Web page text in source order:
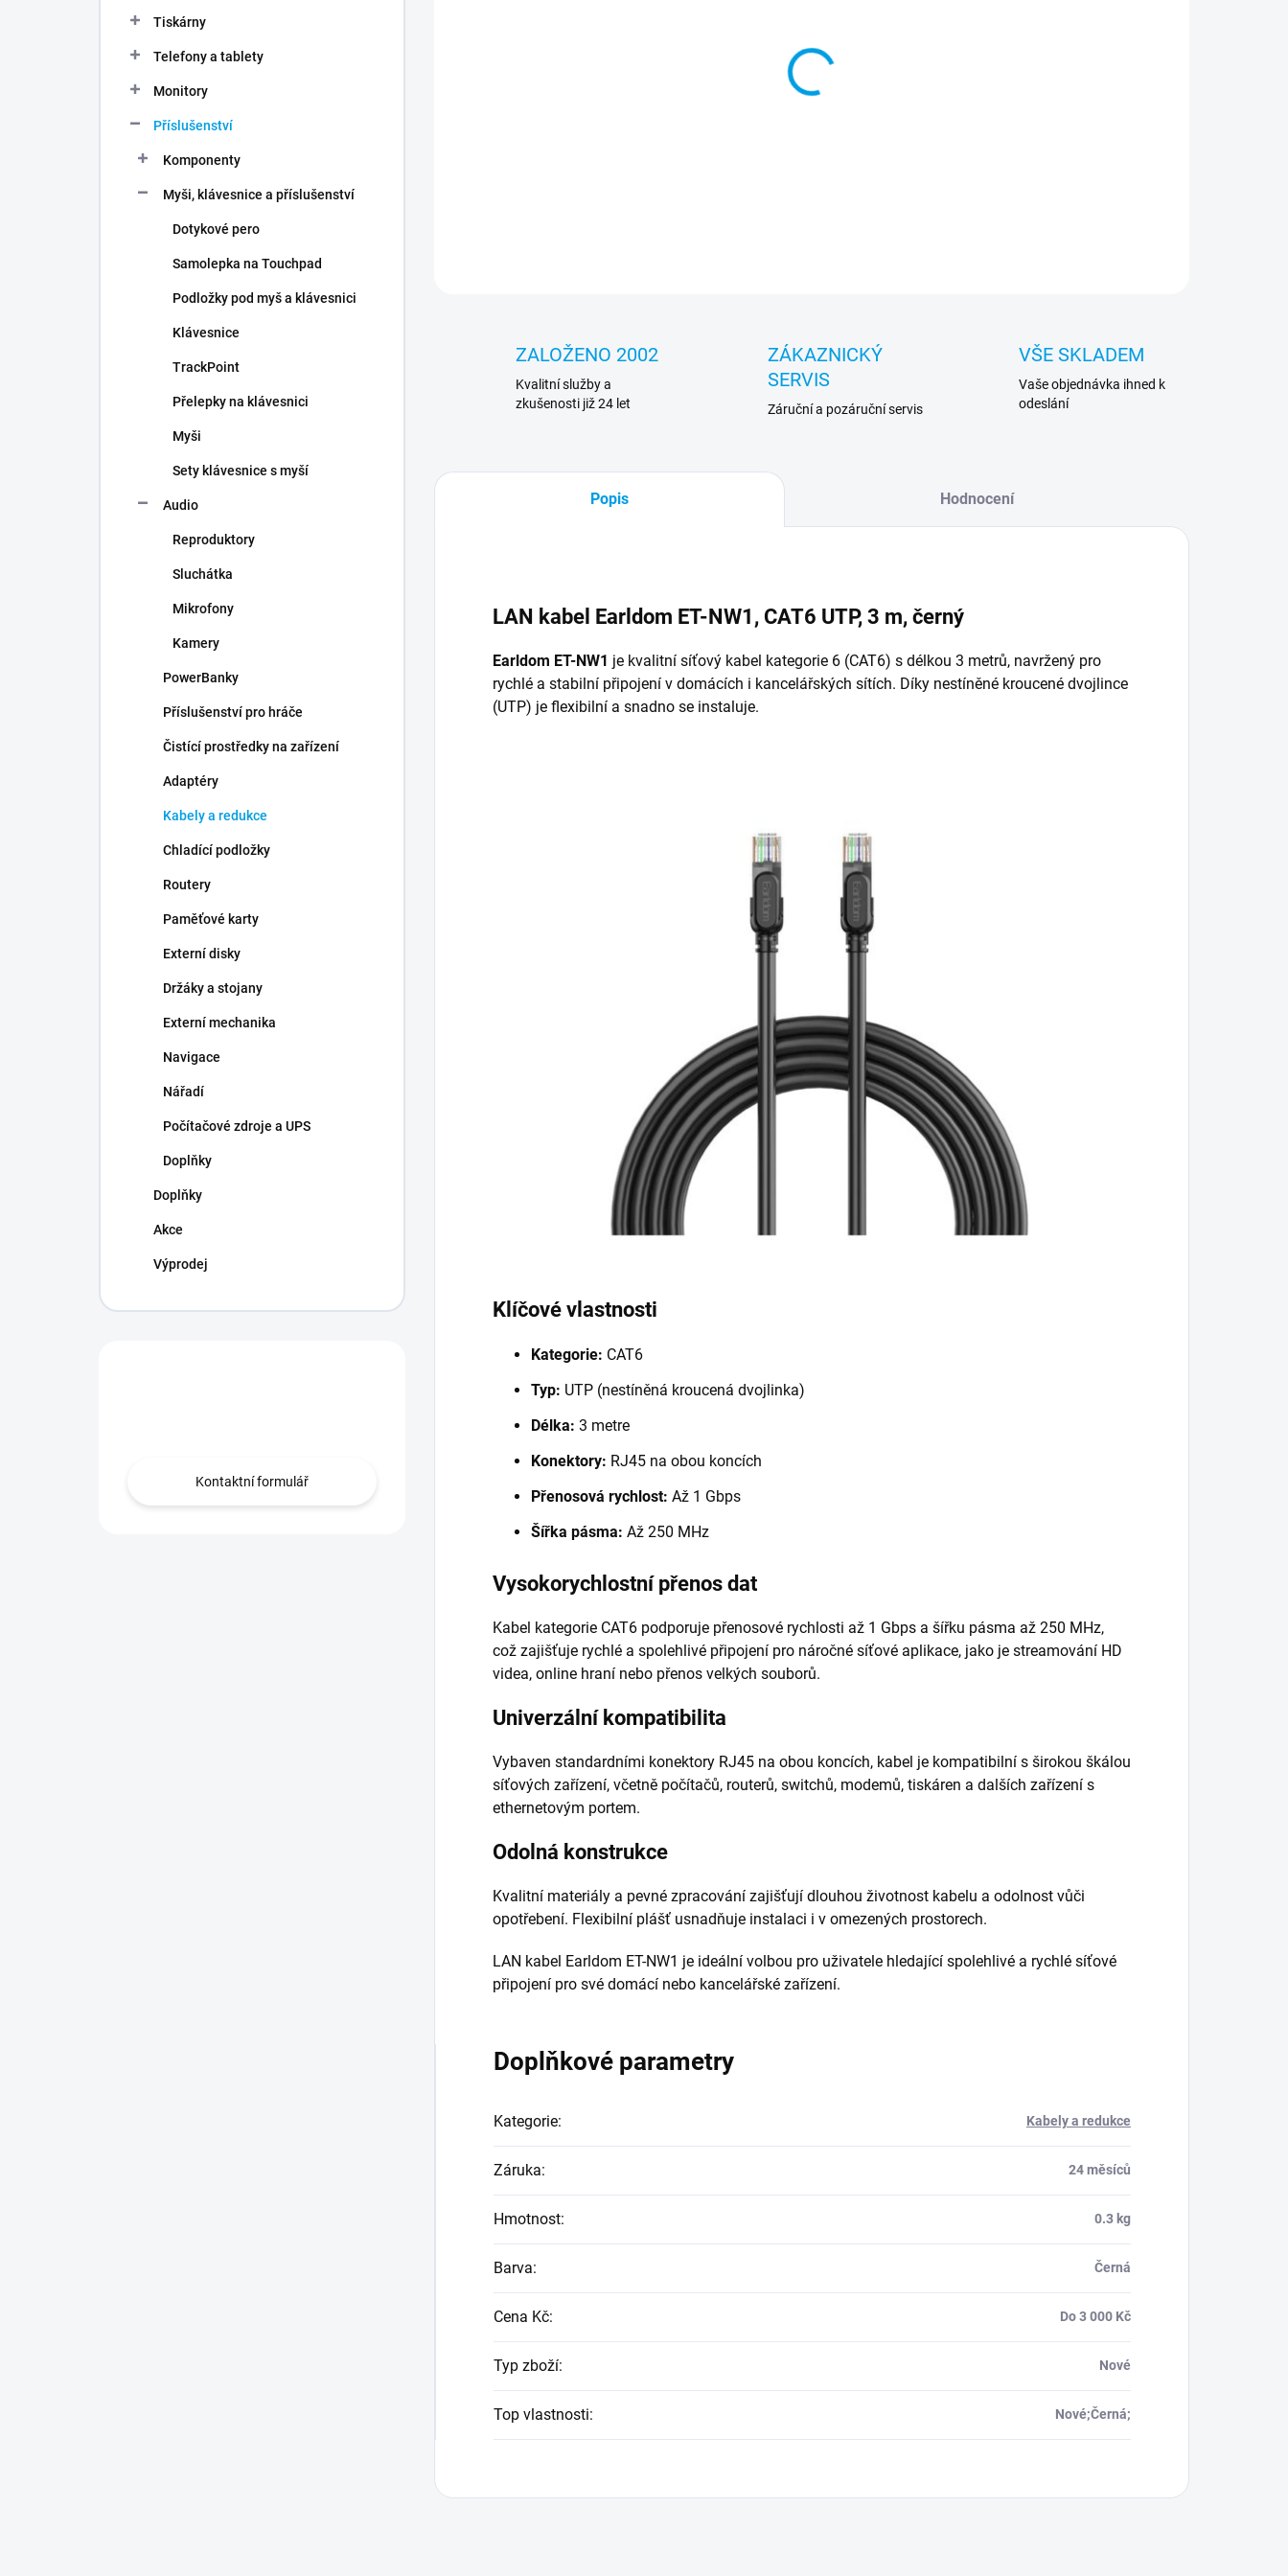
Tiskárny
Telefony a tablety
Monitory
Příslušenství
Komponenty
Myši, klávesnice a příslušenství
Dotykové pero
Samolepka na Touchpad
Podložky pod myš a klávesnici
Klávesnice
TrackPoint
Přelepky na klávesnici
Myši
Sety klávesnice s myší
Audio
Reproduktory
Sluchátka
Mikrofony
Kamery
PowerBanky
Příslušenství pro hráče
Čistící prostředky na zařízení
Adaptéry
Kabely a redukce
Chladící podložky
Routery
Paměťové karty
Externí disky
Držáky a stojany
Externí mechanika
Navigace
Nářadí
Počítačové zdroje a UPS
Doplňky
Doplňky
Akce
Výprodej
Kontaktní formulář
ZALOŽENO 2002
Kvalitní služby a
zkušenosti již 24 let
ZÁKAZNICKÝ
SERVIS
Záruční a pozáruční servis
VŠE SKLADEM
Vaše objednávka ihned k
odeslání
Popis Hodnocení
LAN kabel Earldom ET-NW1, CAT6 UTP, 3 m, černý
Earldom ET-NW1 je kvalitní síťový kabel kategorie 6 (CAT6) s délkou 3 metrů, navržený pro
rychlé a stabilní připojení v domácích i kancelářských sítích. Díky nestíněné kroucené dvojlince
(UTP) je flexibilní a snadno se instaluje.
Klíčové vlastnosti
Kategorie: CAT6
Typ: UTP (nestíněná kroucená dvojlinka)
Délka: 3 metre
Konektory: RJ45 na obou koncích
Přenosová rychlost: Až 1 Gbps
Šířka pásma: Až 250 MHz
Vysokorychlostní přenos dat
Kabel kategorie CAT6 podporuje přenosové rychlosti až 1 Gbps a šířku pásma až 250 MHz,
což zajišťuje rychlé a spolehlivé připojení pro náročné síťové aplikace, jako je streamování HD
videa, online hraní nebo přenos velkých souborů.
Univerzální kompatibilita
Vybaven standardními konektory RJ45 na obou koncích, kabel je kompatibilní s širokou škálou
síťových zařízení, včetně počítačů, routerů, switchů, modemů, tiskáren a dalších zařízení s
ethernetovým portem.
Odolná konstrukce
Kvalitní materiály a pevné zpracování zajišťují dlouhou životnost kabelu a odolnost vůči
opotřebení. Flexibilní plášť usnadňuje instalaci i v omezených prostorech.
LAN kabel Earldom ET-NW1 je ideální volbou pro uživatele hledající spolehlivé a rychlé síťové
připojení pro své domácí nebo kancelářské zařízení.
Doplňkové parametry
Kategorie: Kabely a redukce
Záruka: 24 měsíců
Hmotnost: 0.3 kg
Barva: Černá
Cena Kč: Do 3 000 Kč
Typ zboží: Nové
Top vlastnosti: Nové;Černá;